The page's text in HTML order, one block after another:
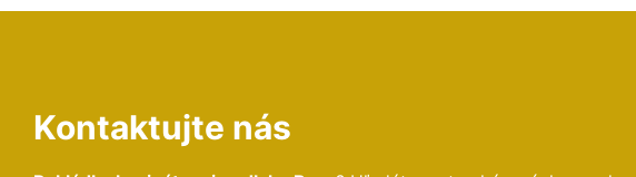
Kontaktujte nás